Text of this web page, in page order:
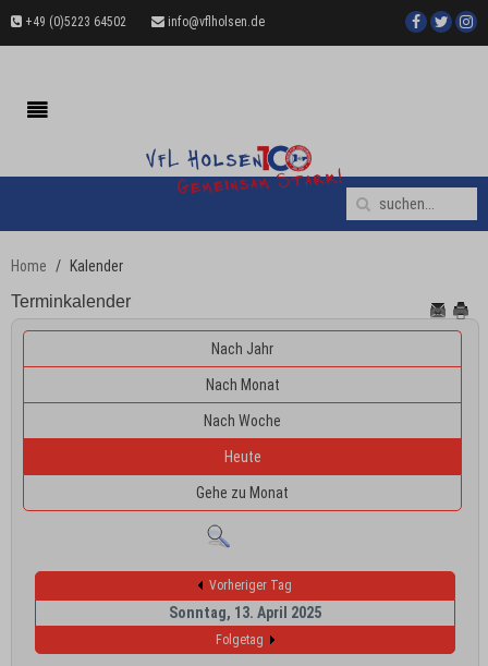
+49 (0)5223 64502 info@vflholsen.de
Home Kalender
Terminkalender
Nach Jahr
Nach Monat
Nach Woche
Heute
Gehe zu Monat
Vorheriger Tag
Sonntag, 13. April 2025
Folgetag